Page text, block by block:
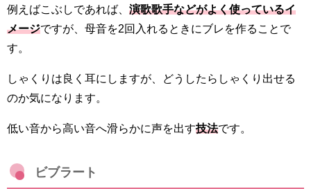
例えばこぶしであれば、 演歌歌手などがよく使っているイ
メージですが、母音を2回入れるときにブレを作ることで
す。
しゃくりは良く耳にしますが、どうしたらしゃくり出せる
のか気になります。
低い音から高い音へ滑らかに声を出す技法です。
ビブラート